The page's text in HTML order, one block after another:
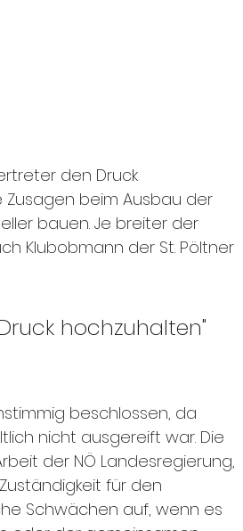
den Druck
Zusagen beim Ausbau der
bauen. Je breiter der
Klubobmann der St. Pöltner
hochzuhalten"
beschlossen, da
nicht ausgereift war. Die
der NÖ Landesregierung,
für den
Schwächen auf, wenn es